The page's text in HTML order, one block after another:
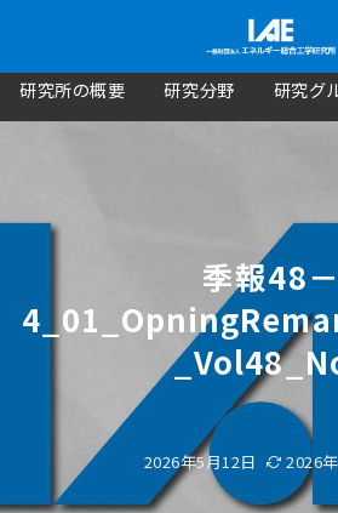
研究所の概要 研究分野 研究グ
季報48－
2026年5月12日 2026